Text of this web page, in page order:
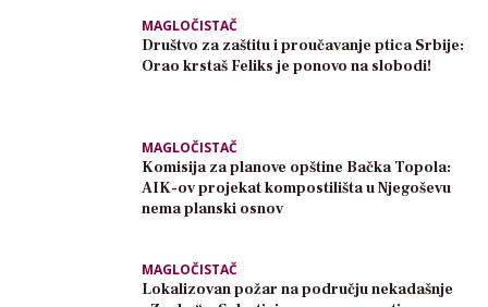
MAGLOČISTAČ
Društvo za zaštitu i proučavanje ptica Srbije:
Orao krstaš Feliks je ponovo na slobodi!
MAGLOČISTAČ
Komisija za planove opštine Bačka Topola:
AIK-ov projekat kompostilišta u Njegoševu
nema planski osnov
MAGLOČISTAČ
Lokalizovan požar na području nekadašnje